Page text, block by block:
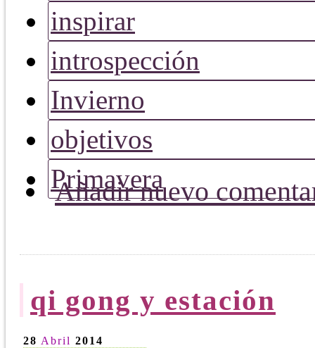
inspirar
introspección
Invierno
objetivos
Primavera
Añadir nuevo
qi gong y estación
28 Abril 2014